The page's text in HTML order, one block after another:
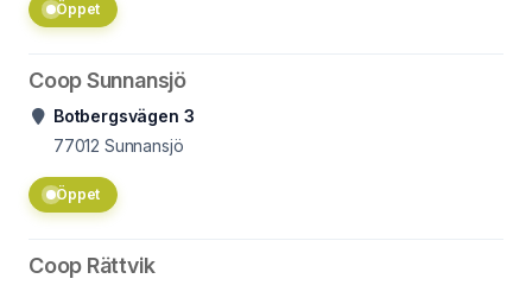
Öppet
Coop Sunnansjö
Botbergsvägen 3
77012 Sunnansjö
Öppet
Coop Rättvik